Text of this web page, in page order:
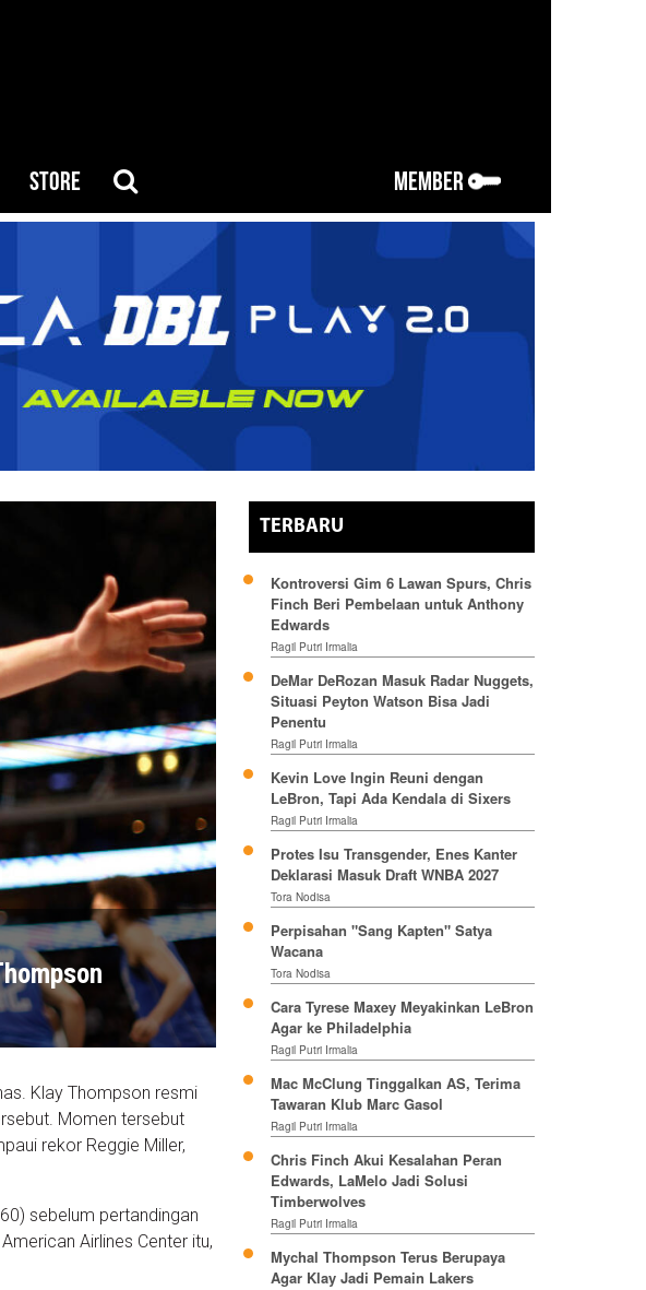
STORE MEMBER
Klay Thompson resmi
Momen tersebut
rekor Reggie Miller,
sebelum pertandingan
Airlines Center itu,
TERBARU
Kontroversi Gim 6 Lawan Spurs, Chris
Finch Beri Pembelaan untuk Anthony
Edwards
Ragil Putri Irmalia
DeMar DeRozan Masuk Radar Nuggets,
Situasi Peyton Watson Bisa Jadi
Penentu
Ragil Putri Irmalia
Kevin Love Ingin Reuni dengan
LeBron, Tapi Ada Kendala di Sixers
Ragil Putri Irmalia
Protes Isu Transgender, Enes Kanter
Deklarasi Masuk Draft WNBA 2027
Tora Nodisa
Perpisahan "Sang Kapten" Satya
Wacana
Tora Nodisa
Cara Tyrese Maxey Meyakinkan LeBron
Agar ke Philadelphia
Ragil Putri Irmalia
Mac McClung Tinggalkan AS, Terima
Tawaran Klub Marc Gasol
Ragil Putri Irmalia
Chris Finch Akui Kesalahan Peran
Edwards, LaMelo Jadi Solusi
Timberwolves
Ragil Putri Irmalia
Mychal Thompson Terus Berupaya
Agar Klay Jadi Pemain Lakers